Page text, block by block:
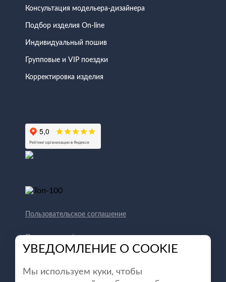
Консультация модельера-дизайнера
Подбор изделия On-line
Индивидуальный пошив
Групповые и VIP поездки
Корректировка изделия
Пользовательское соглашение
УВЕДОМЛЕНИЕ О COOKIE
Мы используем куки, чтобы